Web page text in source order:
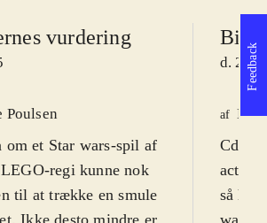
vurdering
Poulsen
om et Star wars-spil af
regi kunne nok
til at trække en smule
Ikke desto mindre er
d. 25.
af
Cd-
så
wars
Feedback